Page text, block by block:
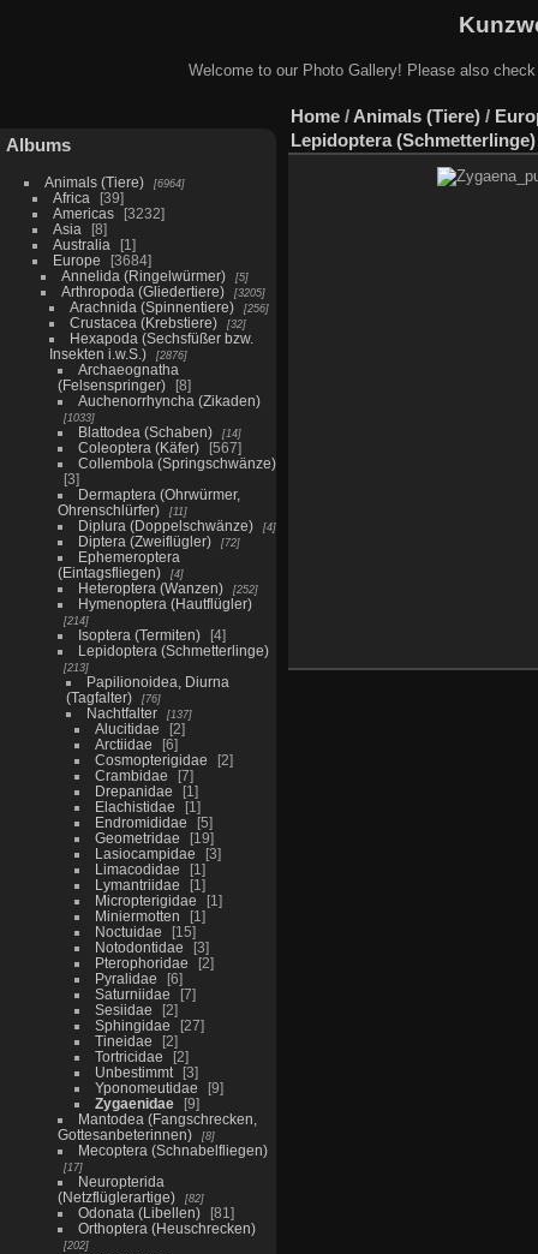
Welcome to our Photo Gallery! Please also
Albums
Animals (Tiere) 6964
Africa
39
Americas
3232
Asia
8
Australia
1
Europe
3684
Annelida (Ringelwürmer)
5
Arthropoda (Gliedertiere) 3205
Arachnida (Spinnentiere) 256
Crustacea (Krebstiere) 32
Hexapoda (Sechsfüßer bzw.
Insekten i.w.S.)
2876
Archaeognatha
(Felsenspringer)
8
Auchenorrhyncha (Zikaden)
1033
Blattodea (Schaben) 14
Coleoptera (Käfer)
567
Collembola (Springschwänze)
3
Dermaptera (Ohrwürmer,
Ohrenschlürfer)
11
Diplura (Doppelschwänze) 4
Diptera (Zweiflügler) 72
Ephemeroptera
(Eintagsfliegen)
4
Heteroptera (Wanzen) 252
Hymenoptera (Hautflügler)
214
Isoptera (Termiten)
4
Lepidoptera (Schmetterlinge)
213
Papilionoidea, Diurna
(Tagfalter)
76
Nachtfalter 137
Alucitidae
2
Arctiidae
6
Cosmopterigidae
2
Crambidae
7
Drepanidae
1
Elachistidae
1
Endromididae
5
Geometridae
19
Lasiocampidae
3
Limacodidae
1
Lymantriidae
1
Micropterigidae
1
Miniermotten
1
Noctuidae
15
Notodontidae
3
Pterophoridae
2
Pyralidae
6
Saturniidae
7
Sesiidae
2
Sphingidae
27
Tineidae
2
Tortricidae
2
Unbestimmt
3
Yponomeutidae
9
Zygaenidae
9
Mantodea (Fangschrecken,
Gottesanbeterinnen)
8
Mecoptera (Schnabelfliegen)
17
Neuropterida
(Netzflüglerartige)
82
Odonata (Libellen)
81
Orthoptera (Heuschrecken)
202
Home / Animals (Tiere) /
Lepidoptera (Schmetterlinge)